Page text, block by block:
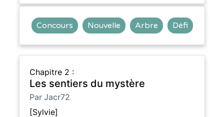
Concours Nouvelle Arbre Défi
Chapitre 2 :
Les sentiers du mystère
Par Jacr72
[Sylvie]